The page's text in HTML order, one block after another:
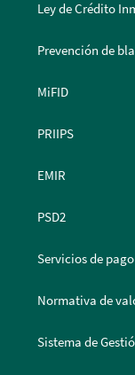
Ley de Crédito
Prevención de
MiFID
PRIIPS
EMIR
PSD2
Servicios de pago
Normativa de
Sistema de